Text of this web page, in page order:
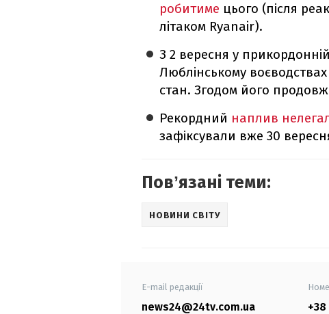
робитиме цього (після
літаком Ryanair).
З 2 вересня у
Люблінському
стан. Згодом його
Рекордний наплив
зафіксували вже 30
Повʼязані теми:
НОВИНИ СВІТУ
E-mail редакції
news24@24tv.com.ua